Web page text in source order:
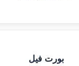
بورت فيل